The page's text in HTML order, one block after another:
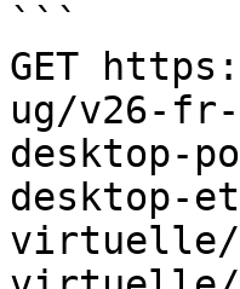
```
GET
ug/v26-
desktop-
desktop-
virtuelle/